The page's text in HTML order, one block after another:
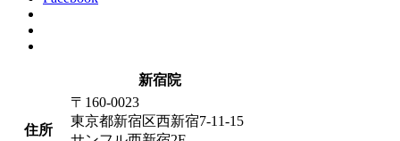
新宿院
住所
〒160-0023
東京都新宿区西新宿7-11-15